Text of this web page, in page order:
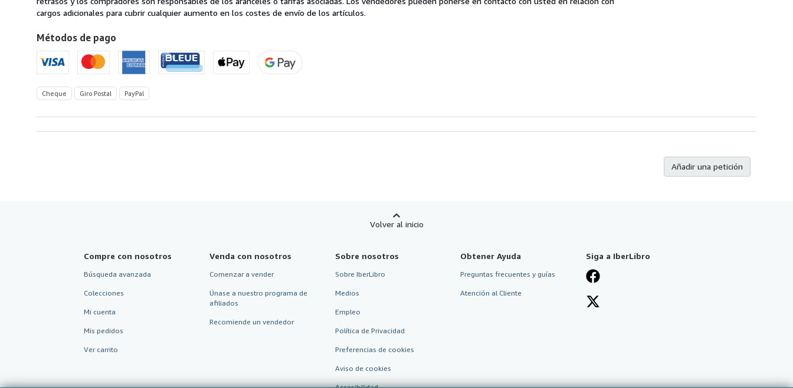
Estados
de
America
cargos adicionales para cubrir cualquier aumento en los costes de envío de los artículos.
Métodos de pago
Cheque Giro Postal PayPal
Añadir una petición
Volver al inicio
Compre con nosotros
Búsqueda avanzada
Colecciones
Mi cuenta
Mis pedidos
Ver carrito
Venda con nosotros
Comenzar a vender
Únase a nuestro programa de
afiliados
Recomiende un vendedor
Sobre nosotros
Sobre IberLibro
Medios
Empleo
Política de Privacidad
Preferencias de cookies
Aviso de cookies
Obtener Ayuda
Preguntas frecuentes y guías
Atención al Cliente
Siga a IberLibro